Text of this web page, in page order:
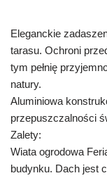
Eleganckie
tarasu. Ochroni
tym pełnię
natury.
Aluminiowa
przepuszczalności
Zalety:
Wiata ogrodowa
budynku. Dach jest